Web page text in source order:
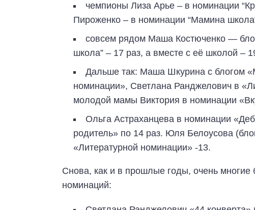
чемпионы Лиза Арье – в номинации
Пироженко – в номинации “Мамина
совсем рядом Маша Костюченко —
школа” – 17 раз, а вместе с её школой –
Дальше так: Маша Шкурина с блогом
номинации», Светлана Ранджелович в
молодой мамы Виктория в номинации
Ольга Астраханцева в номинации
родитель» по 14 раз. Юля Белоусова
«Литературной номинации» -13.
Снова, как и в прошлые годы, очень
номинаций: